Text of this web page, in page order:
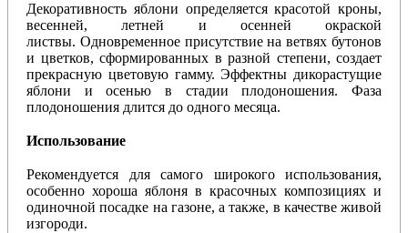
Декоративность яблони определяется красотой кроны,
весенней, летней и осенней окраской
листвы. Одновременное присутствие на ветвях бутонов
и цветков, сформированных в разной степени, создает
прекрасную цветовую гамму. Эффектны дикорастущие
яблони и осенью в стадии плодоношения. Фаза
плодоношения длится до одного месяца.
Использование
Рекомендуется для самого широкого использования,
особенно хороша яблоня в красочных композициях и
одиночной посадке на газоне, а также, в качестве живой
изгороди.